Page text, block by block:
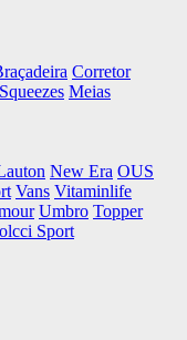
Corretor
Meias
New Era OUS
Vans Vitaminlife
Umbro Topper
Sport